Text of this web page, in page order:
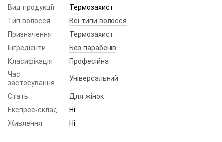
Вид продукції
Термозахист
Тип волосся
Всі типи волосся
Призначення
Термозахист
Інгредієнти
Без парабенів
Класифікація
Професійна
Час
застосування
Універсальний
Стать
Для жінок
Експрес-склад
Ні
Живлення
Ні